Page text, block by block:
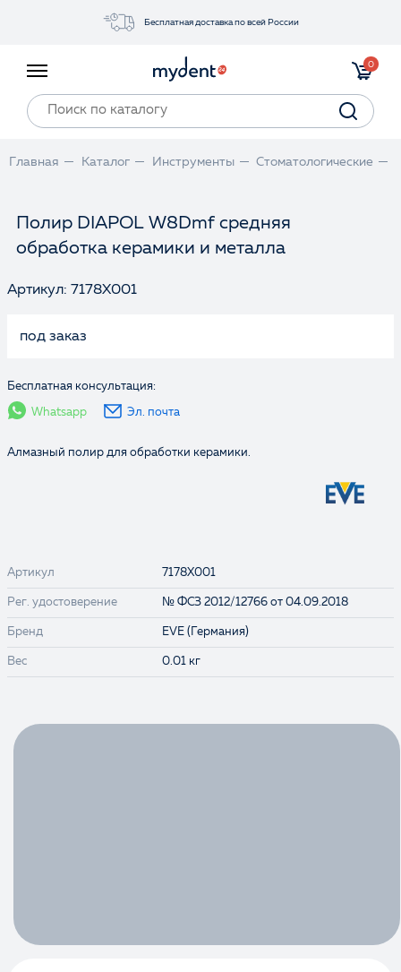
Бесплатная доставка по всей России
Прайс-лист
0
Главная Каталог Инструменты Стоматологические
Полир DIAPOL W8Dmf средняя
обработка керамики и металла
Артикул: 7178X001
под заказ
Бесплатная консультация:
Whatsapp Эл. почта
Алмазный полир для обработки керамики.
Артикул 7178X001
Рег. удостоверение № ФСЗ 2012/12766 от 04.09.2018
Бренд EVE (Германия)
Вес 0.01 кг